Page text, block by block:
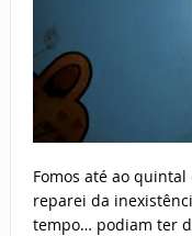
Fomos até ao
reparei da
tempo… podiam ter